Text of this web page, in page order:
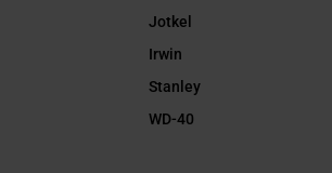
Jotkel
Irwin
Stanley
WD-40